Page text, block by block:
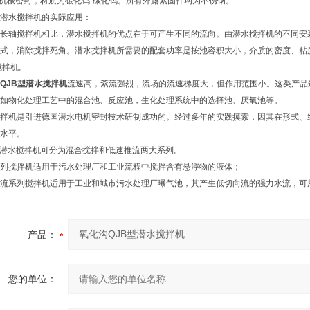
水搅拌机的实际应用：
轴搅拌机相比，潜水搅拌机的优点在于可产生不同的流向。由潜水搅拌机的不同
，消除搅拌死角。潜水搅拌机所需要的配套功率是按池容积大小，介质的密度、
机。
型潜水搅拌机流速高，紊流强烈，流场的流速梯度大，但作用范围小。这类产
物化处理工艺中的混合池、反应池，生化处理系统中的选择池、厌氧池等。
机是引进德国潜水电机密封技术研制成功的。经过多年的实践摸索，因其在形式
平。
水搅拌机可分为混合搅拌和低速推流两大系列。
搅拌机适用于污水处理厂和工业流程中搅拌含有悬浮物的液体；
系列搅拌机适用于工业和城市污水处理厂曝气池，其产生低切向流的强力水流，
产品：
您的单位：